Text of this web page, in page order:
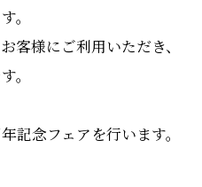
。
客様にご利用いただき、
。
記念フェアを行います。